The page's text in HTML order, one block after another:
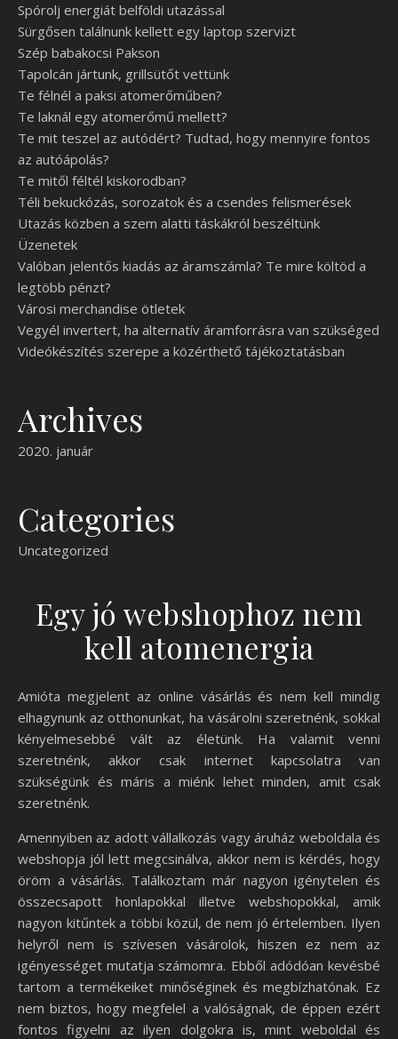
Spórolj energiát belföldi utazással
Sürgősen találnunk kellett egy laptop szervizt
Szép babakocsi Pakson
Tapolcán jártunk, grillsütőt vettünk
Te félnél a paksi atomerőműben?
Te laknál egy atomerőmű mellett?
Te mit teszel az autódért? Tudtad, hogy mennyire fontos
az autóápolás?
Te mitől féltél kiskorodban?
Téli bekuckózás, sorozatok és a csendes felismerések
Utazás közben a szem alatti táskákról beszéltünk
Üzenetek
Valóban jelentős kiadás az áramszámla? Te mire költöd a
legtöbb pénzt?
Városi merchandise ötletek
Vegyél invertert, ha alternatív áramforrásra van szükséged
Videókészítés szerepe a közérthető tájékoztatásban
Archives
2020. január
Categories
Uncategorized
Egy jó webshophoz nem
kell atomenergia
Amióta megjelent az online vásárlás és nem kell mindig
elhagynunk az otthonunkat, ha vásárolni szeretnénk, sokkal
kényelmesebbé vált az életünk. Ha valamit venni
szeretnénk, akkor csak internet kapcsolatra van
szükségünk és máris a miénk lehet minden, amit csak
szeretnénk.
Amennyiben az adott vállalkozás vagy áruház weboldala és
webshopja jól lett megcsinálva, akkor nem is kérdés, hogy
öröm a vásárlás. Találkoztam már nagyon igénytelen és
összecsapott honlapokkal illetve webshopokkal, amik
nagyon kitűntek a többi közül, de nem jó értelemben. Ilyen
helyről nem is szívesen vásárolok, hiszen ez nem az
igényességet mutatja számomra. Ebből adódóan kevésbé
tartom a termékeiket minőséginek és megbízhatónak. Ez
nem biztos, hogy megfelel a valóságnak, de éppen ezért
fontos figyelni az ilyen dolgokra is, mint weboldal és